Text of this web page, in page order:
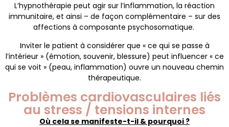
L’hypnothérapie peut agir sur l’inflammation, la réaction
immunitaire, et ainsi – de façon complémentaire – sur des
affections à composante psychosomatique.
Inviter le patient à considérer que « ce qui se passe à
l’intérieur » (émotion, souvenir, blessure) peut influencer « ce
qui se voit » (peau, inflammation) ouvre un nouveau chemin
thérapeutique.
Problèmes cardiovasculaires liés
au stress / tensions internes
Où cela se manifeste-t-il & pourquoi ?